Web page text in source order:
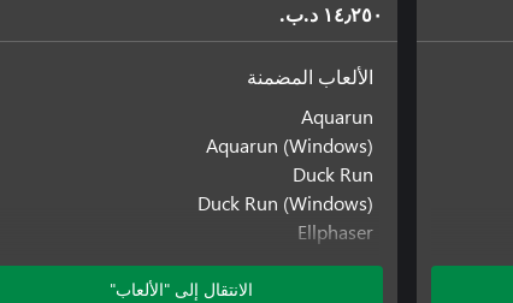
١٤٫٢٥٠ د.ب.‏
الألعاب المضمنة
Aquarun
Aquarun (Windows)
Duck Run
Duck Run (Windows)
Ellphaser
Ellphaser (Windows)
Ellphaser (Xbox One)الانتقال إلى "الألعاب"